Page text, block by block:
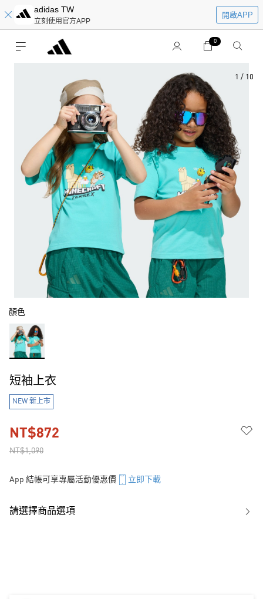
adidas TW
立刻使用官方APP
開啟APP
0
1 / 10
顏色
短袖上衣
NEW 新上市
NT$1,090
NT$872
App 結帳可享專屬活動優惠價 立即下載
請選擇商品選項